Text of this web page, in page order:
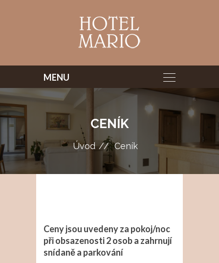
CENÍK
Úvod Ceník
Ceny jsou uvedeny za pokoj/noc
při obsazenosti 2 osob a zahrnují
snídaně a parkování